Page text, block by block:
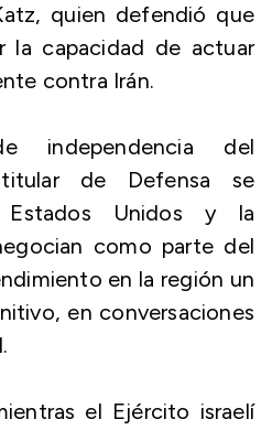
quien defendió que
la capacidad de actuar
contra Irán.
independencia del
de Defensa se
Estados Unidos y la
como parte del
en la región un
en conversaciones
el Ejército israelí